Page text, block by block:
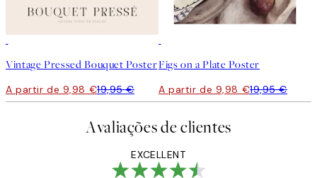
Vintage Pressed Bouquet Poster
A partir de 9,98 €19,95 €
Figs on a Plate Poster
A partir de 9,98 €19,95 €
Avaliações de clientes
EXCELLENT